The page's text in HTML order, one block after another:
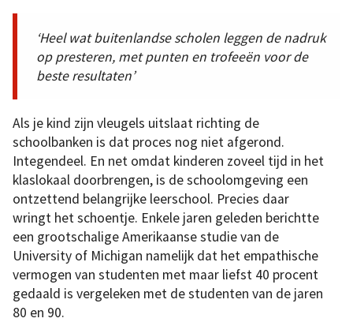
‘Heel wat buitenlandse scholen leggen de nadruk
op presteren, met punten en trofeeën voor de
beste resultaten’
Als je kind zijn vleugels uitslaat richting de
schoolbanken is dat proces nog niet afgerond.
Integendeel. En net omdat kinderen zoveel tijd in het
klaslokaal doorbrengen, is de schoolomgeving een
ontzettend belangrijke leerschool. Precies daar
wringt het schoentje. Enkele jaren geleden berichtte
een grootschalige Amerikaanse studie van de
University of Michigan namelijk dat het empathische
vermogen van studenten met maar liefst 40 procent
gedaald is vergeleken met de studenten van de jaren
80 en 90.